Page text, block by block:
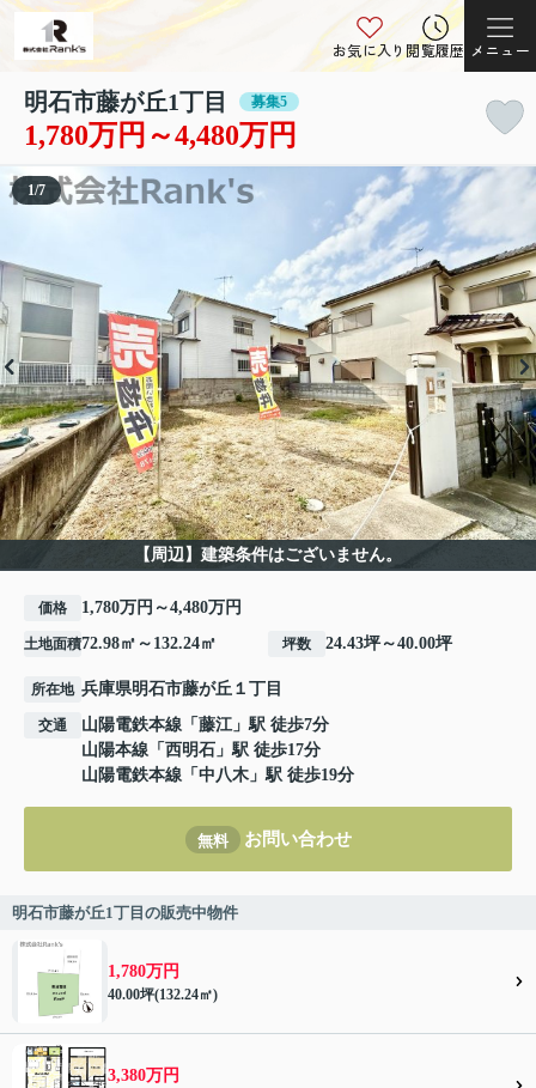
お気に入り閲覧履歴 メニュー
明石市藤が丘1丁目 募集5
1,780万円～4,480万円
【周辺】建築条件はございません。
1/7
価格 1,780万円～4,480万円
土地面積72.98㎡～132.24㎡ 坪数 24.43坪～40.00坪
所在地 兵庫県明石市藤が丘 １丁目
交通 山陽電鉄本線 「 藤江」駅 徒歩7分
山陽本線 「 西明石 」駅 徒歩17分
山陽電鉄本線 「 中八木 」駅 徒歩19分
無料 お問い合わせ
明石市藤が丘1丁目の販売中物件
1,780万円
40.00坪(132.24㎡)
3,380万円